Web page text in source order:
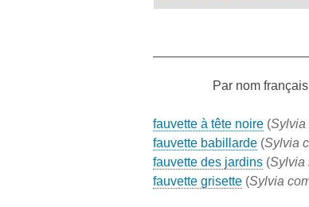
Par nom français
fauvette à tête noire (Sylvia
fauvette babillarde (Sylvia
fauvette des jardins (Sylvia
fauvette grisette (Sylvia